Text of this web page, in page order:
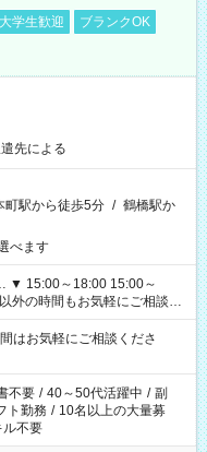
大学生歓迎
ブランクOK
先による
町駅から徒歩5分 / 鶴橋駅か
べます
お気軽にご相談くださ
不要 / 40～50代活躍中 / 副
ト勤務 / 10名以上の大量募
ル不要